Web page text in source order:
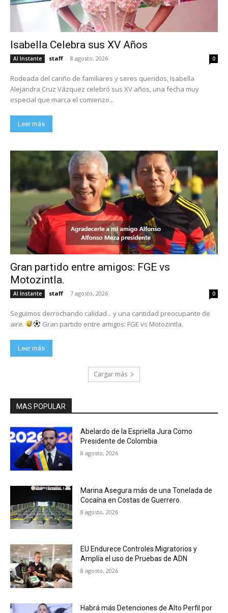
Isabella Celebra sus XV Años
Al Instante staff - 8 agosto, 2026 0
Rodeada del cariño de familiares y seres queridos, Isabella
Alejandra Cruz Vázquez celebró sus XV años, una fecha muy
especial que marca el comienzo...
Leer más
Gran partido entre amigos: FGE vs
Motozintla.
Al Instante staff - 7 agosto, 2026 0
Seguimos derrochando calidad... y una cantidad preocupante de
aire.
Gran partido entre amigos: FGE vs Motozintla.
Leer más
Cargar más
MAS POPULAR
Abelardo de la Espriella Jura Como
Presidente de Colombia
8 agosto, 2026
Marina Asegura más de una Tonelada de
Cocaína en Costas de Guerrero.
8 agosto, 2026
EU Endurece Controles Migratorios y
Amplía el uso de Pruebas de ADN
8 agosto, 2026
Habrá más Detenciones de Alto Perfil por